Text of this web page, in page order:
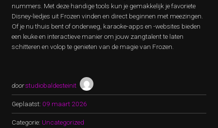
nummers. Met deze handige tools kun je gemakkelijk je favoriete
Disney-liedjes uit Frozen vinden en direct beginnen met meezingen.
Of je nu thuis bent of onderweg, karaoke-apps en -websites bieden
een leuke en interactieve manier om jouw zangtalent te laten
schitteren en volop te genieten van de magie van Frozen.
doorstudiobaldesteinit
Geplaatst: 09 maart 2026
Categorie: Uncategorized